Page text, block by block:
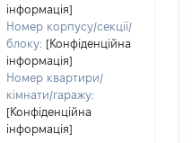
інформація]
Номер корпусу/секції/
блоку: [Конфіденційна
інформація]
Номер квартири/
кімнати/гаражу:
[Конфіденційна
інформація]